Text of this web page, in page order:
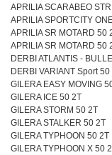
APRILIA SCARABEO
APRILIA SPORTCITY
APRILIA SR MOTARD 50
APRILIA SR MOTARD
DERBI ATLANTIS -
DERBI VARIANT Sport 50
GILERA EASY MOVING
GILERA ICE 50 2T
GILERA STORM 50 2T
GILERA STALKER 50 2T
GILERA TYPHOON 50 2T
GILERA TYPHOON X 50